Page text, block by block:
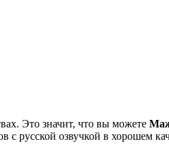
Это значит, что вы можете
русской озвучкой в хорошем